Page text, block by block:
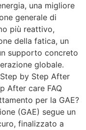
una migliore
generale di
più reattivo,
della fatica, un
supporto concreto
globale.
by Step After
After care FAQ
per la GAE?
(GAE) segue un
finalizzato a